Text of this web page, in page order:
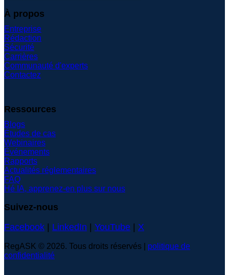
À propos
Entreprise
Rédaction
Sécurité
Carrières
Communauté d'experts
Contactez
Ressources
Blogs
Études de cas
Webinaires
Événements
Rapports
Actualités réglementaires
FAQ
Hé IA, apprenez-en plus sur nous
Suivez-nous
Facebook
LinkedIn YouTube X
RegASK © 2026. Tous droits réservés | politique de
confidentialité